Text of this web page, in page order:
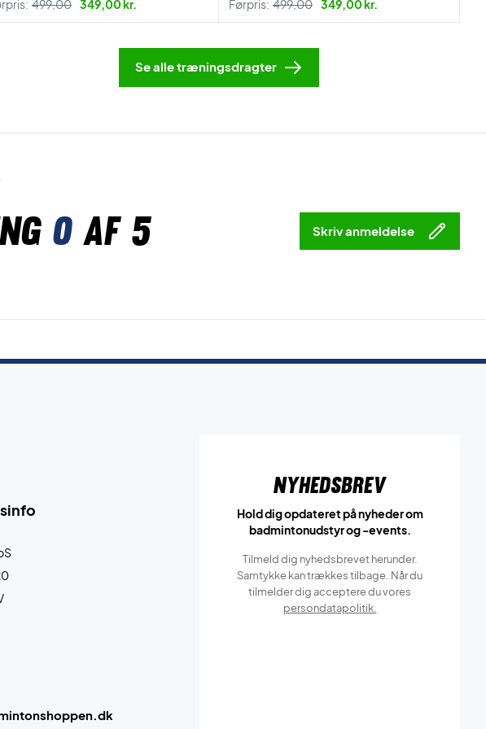
499,00 349,00 kr. Førpris: 499,00 349,00 kr.
Se alle træningsdragter
0af 5 Skriv anmeldelse
Nyhedsbrev
Hold dig opdateret på nyheder om
badmintonudstyr og -events.
Tilmeld dig nyhedsbrevet herunder.
Samtykke kan trækkes tilbage. Når du
tilmelder dig acceptere du vores
persondatapolitik.